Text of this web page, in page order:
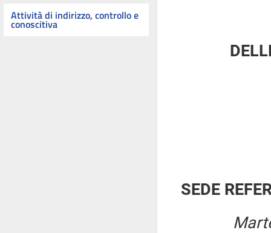
Attività di indirizzo, controllo e
conoscitiva
SEDE